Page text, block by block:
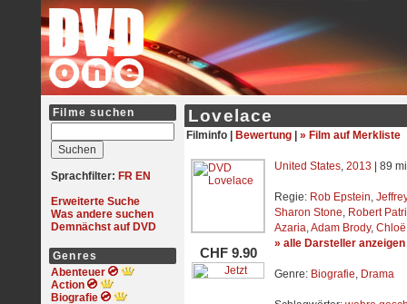
Filme suchen
Sprachfilter: FR EN
Erweiterte Suche
Was andere suchen
Demnächst auf DVD
Genres
Abenteuer
Action
Biografie
Lovelace
Filminfo | Bewertung » Film auf Merkliste
CHF 9.90
United States, 2013 | 89
Regie: Rob Epstein,
Sharon Stone, Robert
Azaria,Adam Brody,
» alle Darsteller anzeigen
Genre: Biografie, Drama